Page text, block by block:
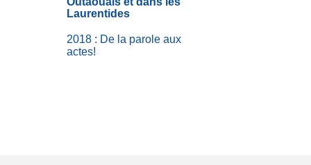
Laurentides
2018 : De la parole aux
actes!